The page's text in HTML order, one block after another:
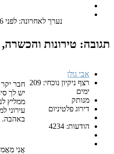
נערך לאחרונה: לפני 6 שנים, 3 חודשים על ידי לשוב הביתה.
תגובה: טירונות
אבי גולן
רצף ניקיון נוכחי: 209
ימים
מנותק
דירוג פלטיניום
הודעות: 4234
חבר
יש לך
ממליץ
עירוני
באהבה.
אֲנִי